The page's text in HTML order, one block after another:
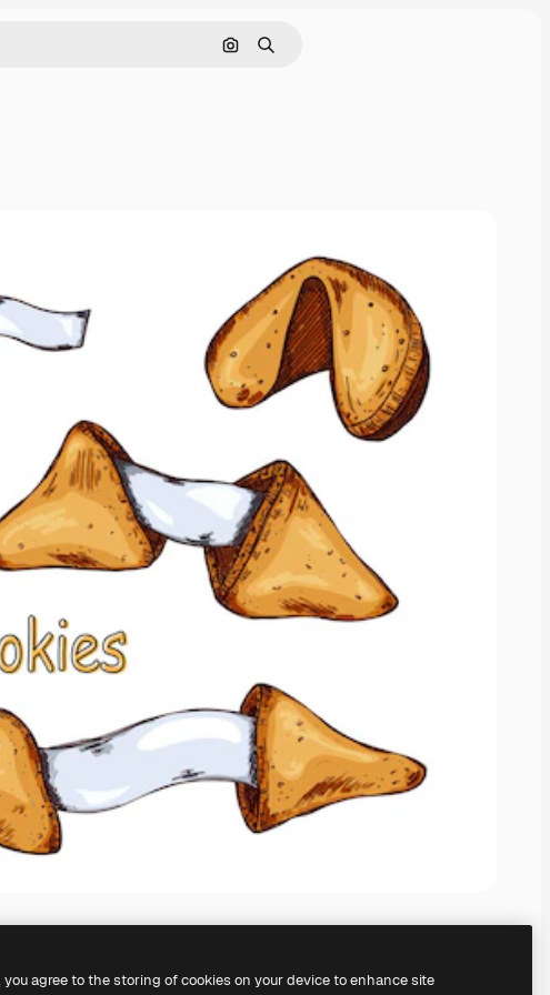
Cerca per immagine
Ricerca
you agree to the storing of cookies on your device to enhance site